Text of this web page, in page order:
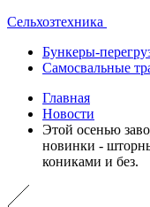
Сельхозтехника
Бункеры-
Самосвальные
Главная
Новости
Этой осенью
новинки -
кониками и без.